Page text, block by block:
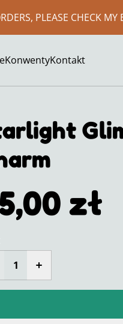
PLEASE CHECK MY
KonwentyKontakt
zł